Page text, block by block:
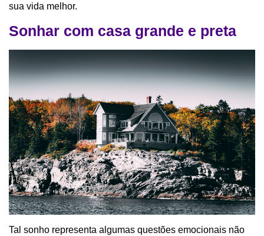
sua vida melhor.
Sonhar com casa grande e preta
Tal sonho representa algumas questões emocionais não